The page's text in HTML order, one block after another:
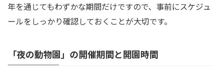
年を通じてもわずかな期間だけですので、事前にスケジュ
ールをしっかり確認しておくことが大切です。
「夜の動物園」の開催期間と開園時間